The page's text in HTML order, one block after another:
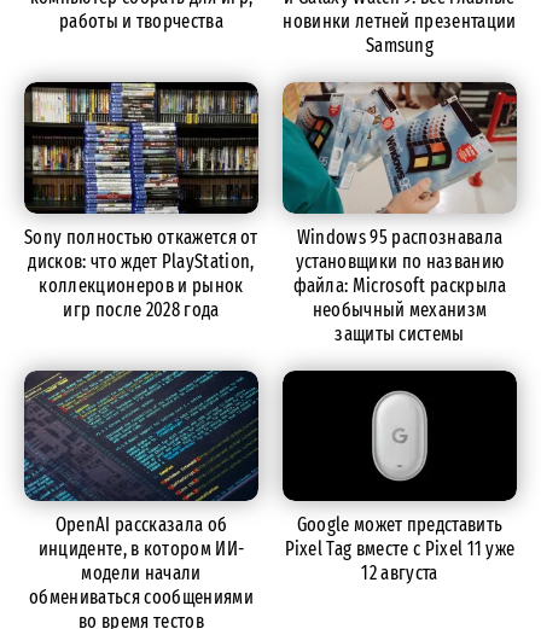
работы и творчества
новинки летней презентации
Samsung
Sony полностью откажется от
дисков: что ждет PlayStation,
коллекционеров и рынок
игр после 2028 года
Windows 95 распознавала
установщики по названию
файла: Microsoft раскрыла
необычный механизм
защиты системы
OpenAI рассказала об
инциденте, в котором ИИ-
модели начали
обмениваться сообщениями
во время тестов
Google может представить
Pixel Tag вместе с Pixel 11 уже
12 августа